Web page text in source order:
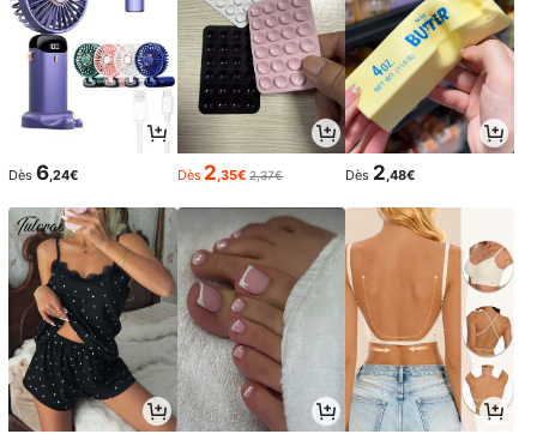
Dès 6,24€ Dès 2 ,35€ 2,37€ Dès 2 ,48€